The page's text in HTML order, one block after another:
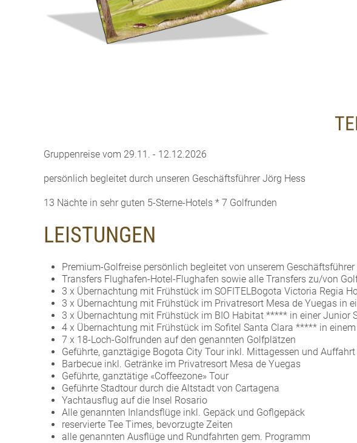
Gruppenreise vom 29.11. - 12.12.2026
persönlich begleitet durch unseren Geschäftsführer Jörg Hess
13 Nächte in sehr guten 5-Sterne-Hotels * 7 Golfrunden
LEISTUNGEN
Premium-Golfreise persönlich begleitet von unserem
Transfers Flughafen-Hotel-Flughafen sowie alle Transfers zu/von
3 x Übernachtung mit Frühstück im SOFITELBogota Victoria Regia
3 x Übernachtung mit Frühstück im Privatresort Mesa de Yuegas in
3 x Übernachtung mit Frühstück im BIO Habitat ***** in einer Junior
4 x Übernachtung mit Frühstück im Sofitel Santa Clara ***** in
7 x 18-Loch-Golfrunden auf den genannten Golfplätzen
Geführte, ganztägige Bogota City Tour inkl. Mittagessen und
Barbecue inkl. Getränke im Privatresort Mesa de Yuegas
Geführte, ganztätige «Coffeezone» Tour
Geführte Stadtour durch die Altstadt von Cartagena
Yachtausflug auf die Insel Rosario
Alle genannten Inlandsflüge inkl. Gepäck und Goflgepäck
reservierte Tee Times, bevorzugte Zeiten
alle genannten Ausflüge und Rundfahrten gem. Programm